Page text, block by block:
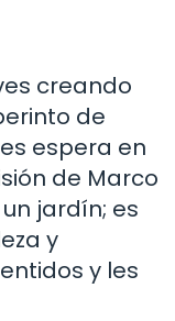
creando
de
espera en
de Marco
jardín; es
y
y les